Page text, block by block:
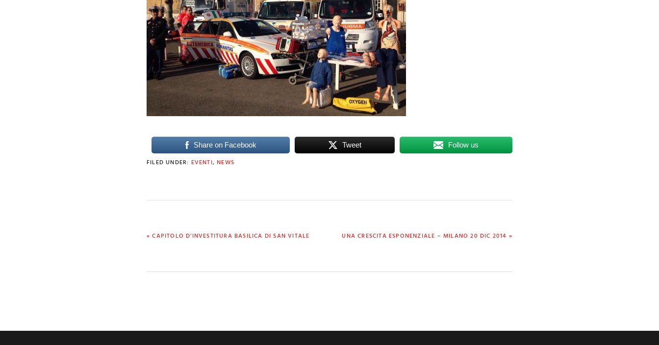
Share on Facebook Tweet Follow us
FILED UNDER: EVENTI,NEWS
PREVIOUS
« CAPITOLO D’INVESTITURA BASILICA DI SAN VITALE
NEXT
UNA CRESCITA ESPONENZIALE – MILANO 20 DIC 2014 »